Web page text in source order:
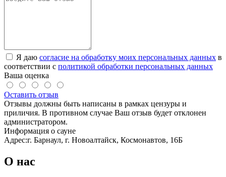
Я даю согласие на обработку моих персональных данных в
соответствии с политикой обработки персональных данных
Ваша оценка
Оставить отзыв
Отзывы должны быть написаны в рамках цензуры и
приличия. В противном случае Ваш отзыв будет отклонен
администратором.
Информация о сауне
Адрес:г. Барнаул, г. Новоалтайск, Космонавтов, 16Б
О нас